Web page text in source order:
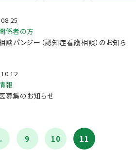
係者の方
談パンジー（認知症看護相談）のお知ら
報
募集のお知らせ
9 10 11